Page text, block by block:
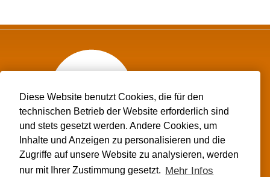
Diese Website benutzt Cookies, die für den
technischen Betrieb der Website erforderlich sind
und stets gesetzt werden. Andere Cookies, um
Inhalte und Anzeigen zu personalisieren und die
Zugriffe auf unsere Website zu analysieren, werden
nur mit Ihrer Zustimmung gesetzt. Mehr Infos
Thanatopraktiker
Thomas Thieß
Saarbrückner Straße 8
06502 Thale